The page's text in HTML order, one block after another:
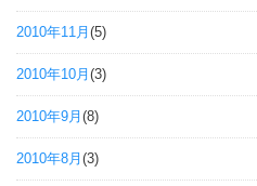
2010年11月 (5)
2010年10月 (3)
2010年9月 (8)
2010年8月 (3)